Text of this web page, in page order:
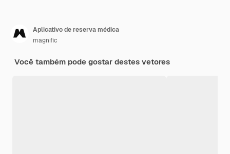
Aplicativo de reserva médica
magnific
Você também pode gostar destes vetores